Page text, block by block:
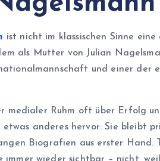
ist nicht im klassischen Sinne
als Mutter von Julian
und einer der
medialer Ruhm oft über Erfolg
etwas anderes hervor: Sie bleibt
Biografien aus erster